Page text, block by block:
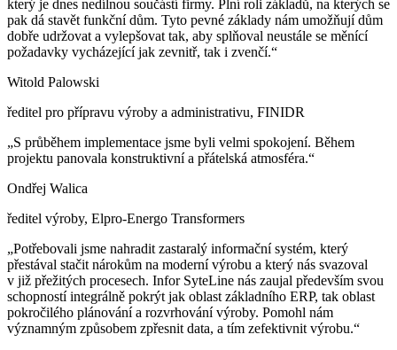
který je dnes nedílnou součástí firmy. Plní roli základů, na kterých se
pak dá stavět funkční dům. Tyto pevné základy nám umožňují dům
dobře udržovat a vylepšovat tak, aby splňoval neustále se měnící
požadavky vycházející jak zevnitř, tak i zvenčí.“
Witold Palowski
ředitel pro přípravu výroby a administrativu, FINIDR
„S průběhem implementace jsme byli velmi spokojení. Během
projektu panovala konstruktivní a přátelská atmosféra.“
Ondřej Walica
ředitel výroby, Elpro-Energo Transformers
„Potřebovali jsme nahradit zastaralý informační systém, který
přestával stačit nárokům na moderní výrobu a který nás svazoval
v již přežitých procesech. Infor SyteLine nás zaujal především svou
schopností integrálně pokrýt jak oblast základního ERP, tak oblast
pokročilého plánování a rozvrhování výroby. Pomohl nám
významným způsobem zpřesnit data, a tím zefektivnit výrobu.“